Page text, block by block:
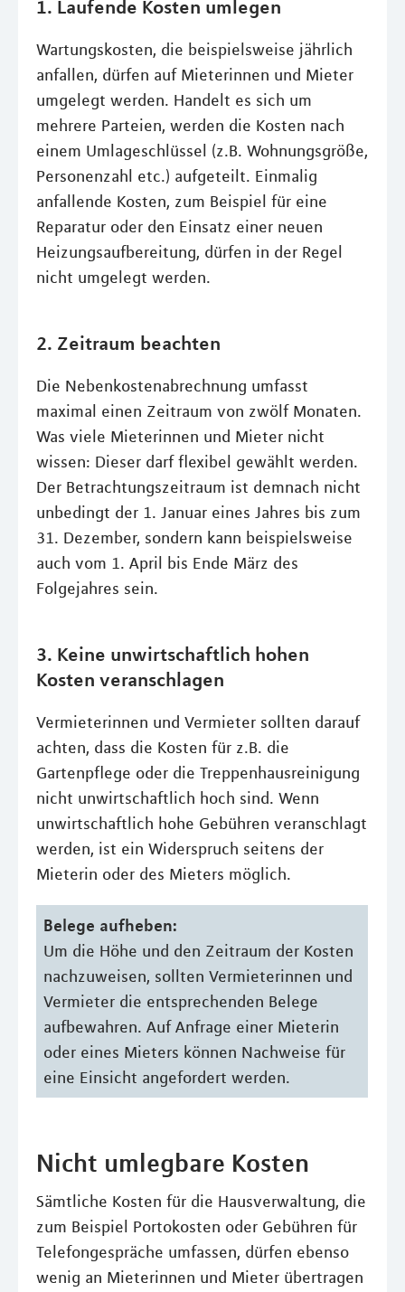
1. Laufende Kosten umlegen
Wartungskosten, die beispielsweise jährlich
anfallen, dürfen auf Mieterinnen und Mieter
umgelegt werden. Handelt es sich um
mehrere Parteien, werden die Kosten nach
einem Umlageschlüssel (z.B. Wohnungsgröße,
Personenzahl etc.) aufgeteilt. Einmalig
anfallende Kosten, zum Beispiel für eine
Reparatur oder den Einsatz einer neuen
Heizungsaufbereitung, dürfen in der Regel
nicht umgelegt werden.
2. Zeitraum beachten
Die Nebenkostenabrechnung umfasst
maximal einen Zeitraum von zwölf Monaten.
Was viele Mieterinnen und Mieter nicht
wissen: Dieser darf flexibel gewählt werden.
Der Betrachtungszeitraum ist demnach nicht
unbedingt der 1. Januar eines Jahres bis zum
31. Dezember, sondern kann beispielsweise
auch vom 1. April bis Ende März des
Folgejahres sein.
3. Keine unwirtschaftlich hohen
Kosten veranschlagen
Vermieterinnen und Vermieter sollten darauf
achten, dass die Kosten für z.B. die
Gartenpflege oder die Treppenhausreinigung
nicht unwirtschaftlich hoch sind. Wenn
unwirtschaftlich hohe Gebühren veranschlagt
werden, ist ein Widerspruch seitens der
Mieterin oder des Mieters möglich.
Belege aufheben:
Um die Höhe und den Zeitraum der Kosten
nachzuweisen, sollten Vermieterinnen und
Vermieter die entsprechenden Belege
aufbewahren. Auf Anfrage einer Mieterin
oder eines Mieters können Nachweise für
eine Einsicht angefordert werden.
Nicht umlegbare Kosten
Sämtliche Kosten für die Hausverwaltung, die
zum Beispiel Portokosten oder Gebühren für
Telefongespräche umfassen, dürfen ebenso
wenig an Mieterinnen und Mieter übertragen